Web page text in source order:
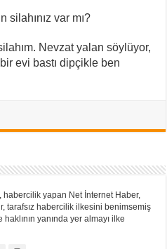
silahınız var mı?
Nevzat yalan söylüyor,
evi bastı dipçikle ben
habercilik yapan Net İnternet Haber,
tarafsız habercilik ilkesini benimsemiş
haklının yanında yer almayı ilke